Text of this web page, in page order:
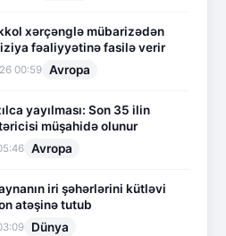
xərçənglə mübarizədən
fəaliyyətinə fasilə verir
00:59 Avropa
yayılması: Son 35 ilin
müşahidə olunur
Avropa
iri şəhərlərini kütləvi
atəşinə tutub
Dünya